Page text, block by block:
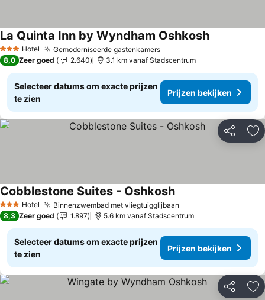
3 SterrenHotel Gemoderniseerde gastenkamers
La Quinta Inn by Wyndham Oshkosh
8,0 Zeer goed 2.640 3.1 km vanaf Stadscentrum
Selecteer datums om exacte prijzen
te zien
Prijzen bekijken
Delen
3 SterrenHotel Binnenzwembad met vliegtuigglijbaan
Cobblestone Suites - Oshkosh
8,3 Zeer goed 1.897 5.6 km vanaf Stadscentrum
Selecteer datums om exacte prijzen
te zien
Prijzen bekijken
Delen